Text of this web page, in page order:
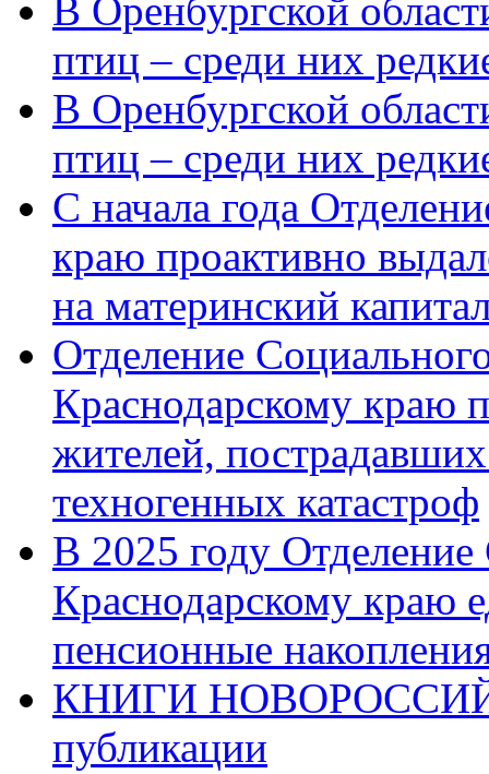
В Оренбургской
птиц – среди них
В Оренбургской
птиц – среди них
С начала года
краю проактивно
на материнский
Отделение
Краснодарскому краю
жителей,
техногенных катастроф
В 2025 году
Краснодарскому краю
пенсионные
КНИГИ
публикации